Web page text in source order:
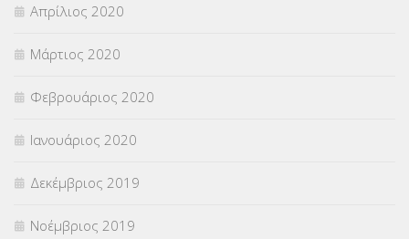
Απρίλιος 2020
Μάρτιος 2020
Φεβρουάριος 2020
Ιανουάριος 2020
Δεκέμβριος 2019
Νοέμβριος 2019